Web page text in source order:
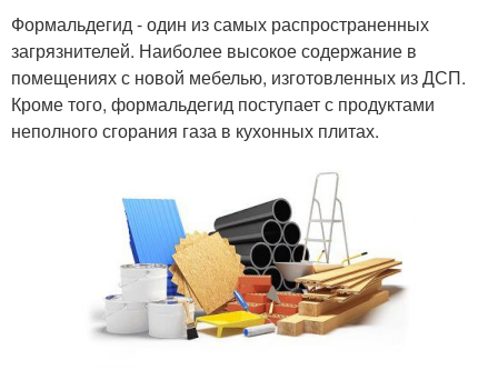
Формальдегид - один из самых распространенных
загрязнителей. Наиболее высокое содержание в
помещениях с новой мебелью, изготовленных из ДСП.
Кроме того, формальдегид поступает с продуктами
неполного сгорания газа в кухонных плитах.